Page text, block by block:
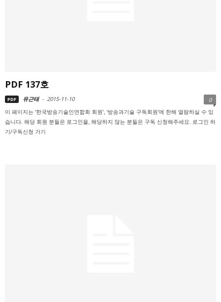
PDF 137호
PDF 유근태 - 2015-11-10 0
이 페이지는 '한국방송기술인연합회 회원', ‘방송과기술 구독회원'에 한해 열람하실 수 있
습니다. 해당 회원 분들은 로그인을, 해당하지 않는 분들은 구독 신청해주세요. 로그인 하
기/구독신청 가기